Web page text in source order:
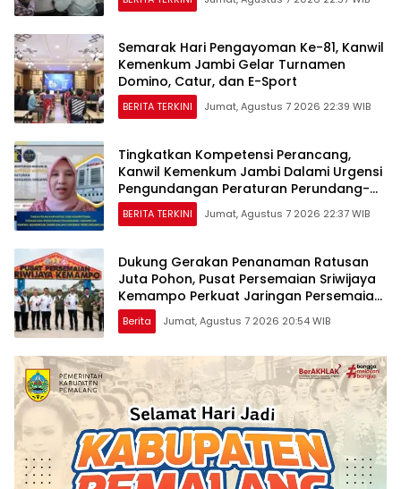
Semarak Hari Pengayoman Ke-81, Kanwil
Kemenkum Jambi Gelar Turnamen
Domino, Catur, dan E-Sport
BERITA TERKINI Jumat, Agustus 7 2026 22:39 WIB
Tingkatkan Kompetensi Perancang,
Kanwil Kemenkum Jambi Dalami Urgensi
Pengundangan Peraturan Perundang-
undangan
BERITA TERKINI Jumat, Agustus 7 2026 22:37 WIB
Dukung Gerakan Penanaman Ratusan
Juta Pohon, Pusat Persemaian Sriwijaya
Kemampo Perkuat Jaringan Persemaian
Nasional*
Berita Jumat, Agustus 7 2026 20:54 WIB